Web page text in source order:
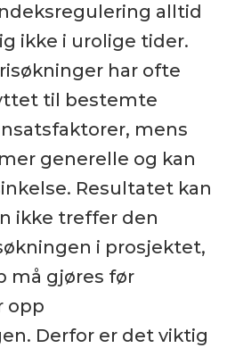
alltid
ikke i urolige tider.
har ofte
til bestemte
mens
generelle og kan
Resultatet kan
ikke treffer den
i prosjektet,
må gjøres før
opp
Derfor er det viktig